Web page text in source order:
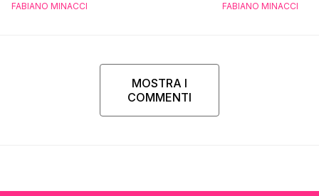
FABIANO MINACCI
l’esclusiva di
FABIANO MINACCI
MOSTRA I
COMMENTI